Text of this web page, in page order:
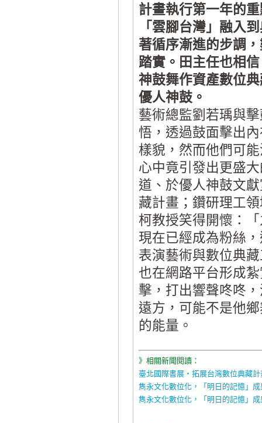
計畫執行第一年的
「雲腳台灣」融入
著循序漸進的步調
踏實。田主任也相
神鼓舞作資產數位
優人神鼓。
藝術總監劉若瑀與
悟，透過鼓面擊出
樣貌，然而他們可
心中竟引發出更盛
道、於優人神鼓文
藏計畫；鑽研理工
柯教授笑得開懷：
現在已經成為粉絲
表演藝術與數位典
也在網路平台形成
擊，打出響聲咚咚
遠方，可能不是他
的能量。
》相關新聞閱讀：
臺北國際書展‧拓展台灣數位典藏計
雋永文化數位化，「明日的記憶」
雋永文化數位化，「明日的記憶」